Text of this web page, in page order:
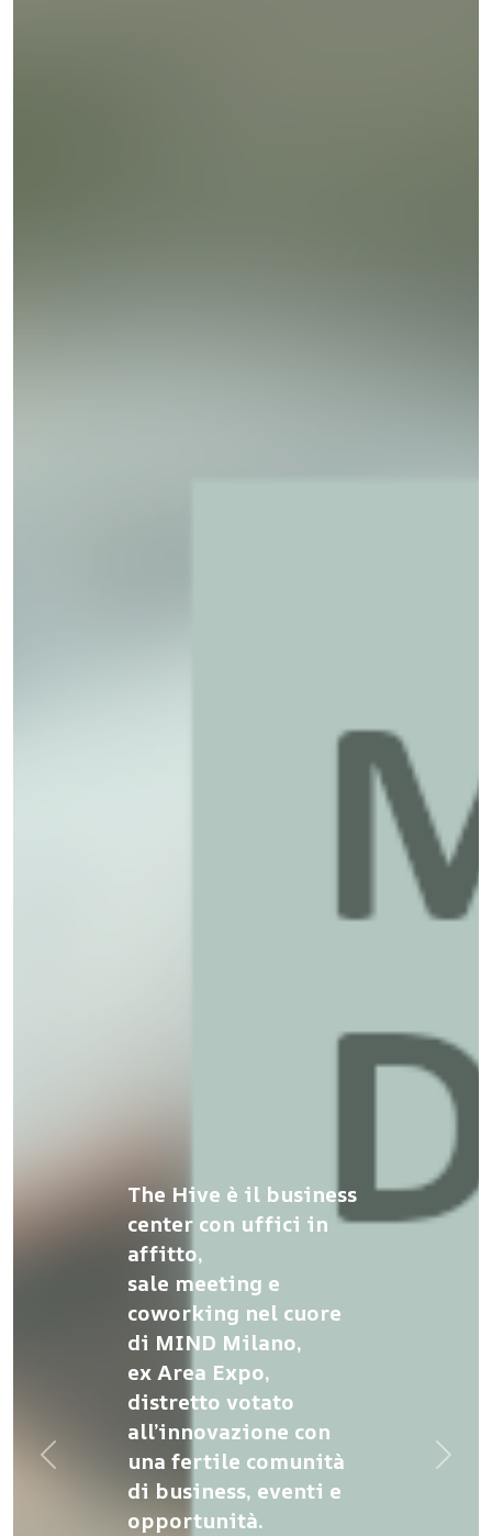
The Hive è il business
center con uffici in
affitto,
sale meeting e
coworking nel cuore
di MIND Milano,
ex Area Expo,
distretto votato
all’innovazione con
una fertile comunità
di business, eventi e
opportunità.
Previous Next